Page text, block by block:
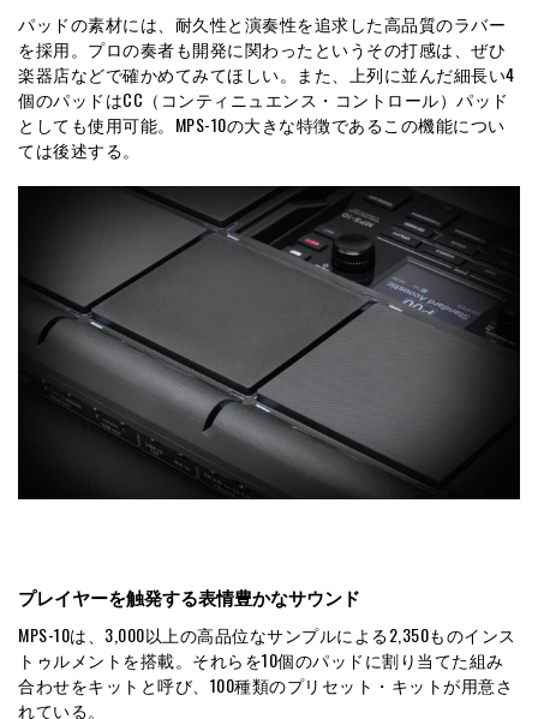
パッドの素材には、耐久性と演奏性を追求した高品質のラバー
を採用。プロの奏者も開発に関わったというその打感は、ぜひ
楽器店などで確かめてみてほしい。また、上列に並んだ細長い4
個のパッドはCC（コンティニュエンス・コントロール）パッド
としても使用可能。MPS-10の大きな特徴であるこの機能につい
ては後述する。
プレイヤーを触発する表情豊かなサウンド
MPS-10は、3,000以上の高品位なサンプルによる2,350ものインス
トゥルメントを搭載。それらを10個のパッドに割り当てた組み
合わせをキットと呼び、100種類のプリセット・キットが用意さ
れている。